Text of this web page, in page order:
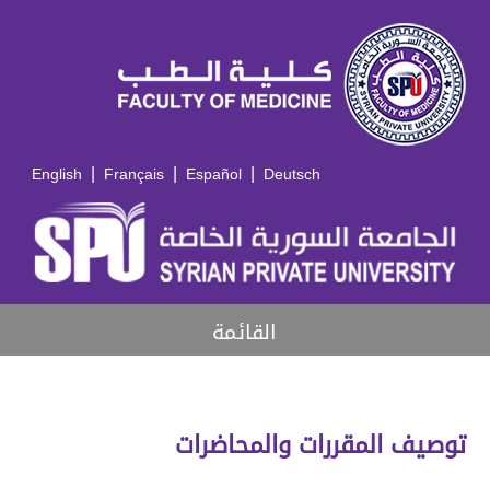
English | Français | Español | Deutsch
القائمة
توصيف المقررات والمحاضرات